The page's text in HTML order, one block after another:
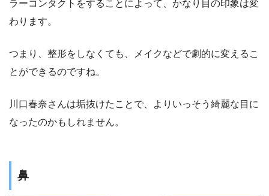
ラーコンタクトをすることによって、かなり目の印象は変
わります。
つまり、整形をしなくても、メイクなどで劇的に変えるこ
とができるのですね。
川口春奈さんは垢抜けたことで、よりいっそう綺麗な目に
なったのかもしれません。
鼻